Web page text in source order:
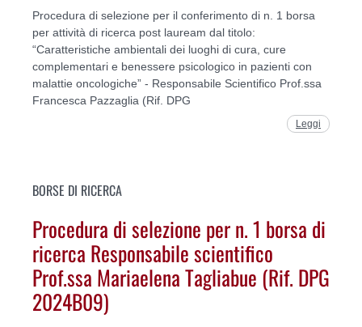
Procedura di selezione per il conferimento di n. 1 borsa
per attività di ricerca post lauream dal titolo:
“Caratteristiche ambientali dei luoghi di cura, cure
complementari e benessere psicologico in pazienti con
malattie oncologiche” - Responsabile Scientifico Prof.ssa
Francesca Pazzaglia (Rif. DPG
Leggi
BORSE DI RICERCA
Procedura di selezione per n. 1 borsa di
ricerca Responsabile scientifico
Prof.ssa Mariaelena Tagliabue (Rif. DPG
2024B09)